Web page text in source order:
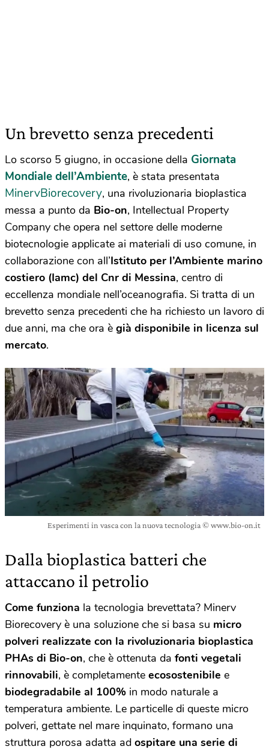
Un brevetto senza precedenti
Lo scorso 5 giugno, in occasione della Giornata
Mondiale dell’Ambiente, è stata presentata
MinervBiorecovery, una rivoluzionaria bioplastica
messa a punto da Bio-on, Intellectual Property
Company che opera nel settore delle moderne
biotecnologie applicate ai materiali di uso comune, in
collaborazione con all’Istituto per l’Ambiente marino
costiero (Iamc) del Cnr di Messina, centro di
eccellenza mondiale nell’oceanografia. Si tratta di un
brevetto senza precedenti che ha richiesto un lavoro di
due anni, ma che ora è già disponibile in licenza sul
mercato.
Esperimenti in vasca con la nuova tecnologia © www.bio-on.it
Dalla bioplastica batteri che
attaccano il petrolio
Come funziona la tecnologia brevettata? Minerv
Biorecovery è una soluzione che si basa su micro
polveri realizzate con la rivoluzionaria bioplastica
PHAs di Bio-on, che è ottenuta da fonti vegetali
rinnovabili, è completamente ecosostenibile e
biodegradabile al 100% in modo naturale a
temperatura ambiente. Le particelle di queste micro
polveri, gettate nel mare inquinato, formano una
struttura porosa adatta ad ospitare una serie di